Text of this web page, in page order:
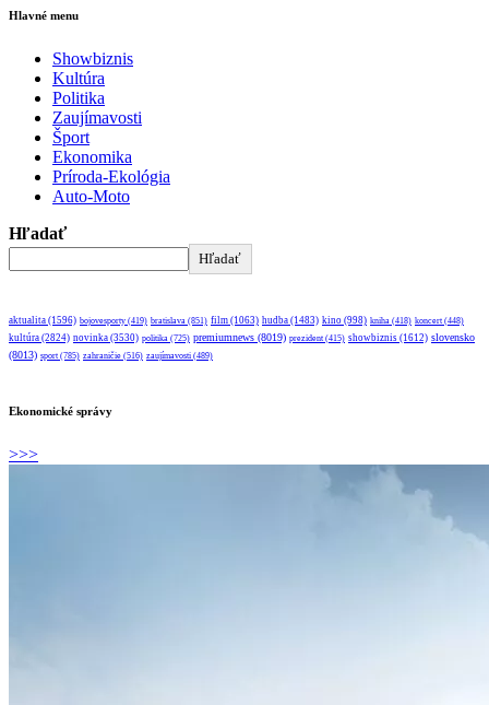
Hlavné menu
Showbiznis
Kultúra
Politika
Zaujímavosti
Šport
Ekonomika
Príroda-Ekológia
Auto-Moto
Hľadať
Hľadať
aktualita (1596) bojovesporty (419) bratislava (851) film (1063) hudba (1483) kino (998) kniha (418) koncert (448)
kultúra (2824) novinka (3530) politika (725) premiumnews (8019) prezident (415) showbiznis (1612) slovensko
(8013) sport (785) zahraničie (516) zaujímavosti (489)
Ekonomické správy
>>>